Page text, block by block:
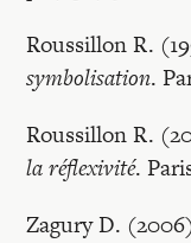
Roussillon R.
symbolisation.
Roussillon R.
la réflexivité.
Zagury D.